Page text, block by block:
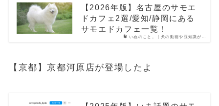
いぬのこと。｜犬の動画や豆知識が…
【2026年版】名古屋のサモエ
ドカフェ2選/愛知/静岡にある
サモエドカフェ一覧！
【京都】京都河原店が登場したよ